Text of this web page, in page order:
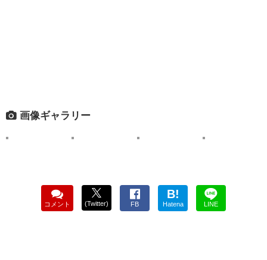
画像ギャラリー
コメント (Twitter) FB
B!
Hatena LINE